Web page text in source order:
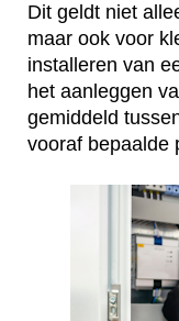
Dit geldt niet
maar ook voor
installeren van
het aanleggen
gemiddeld
vooraf bepaalde